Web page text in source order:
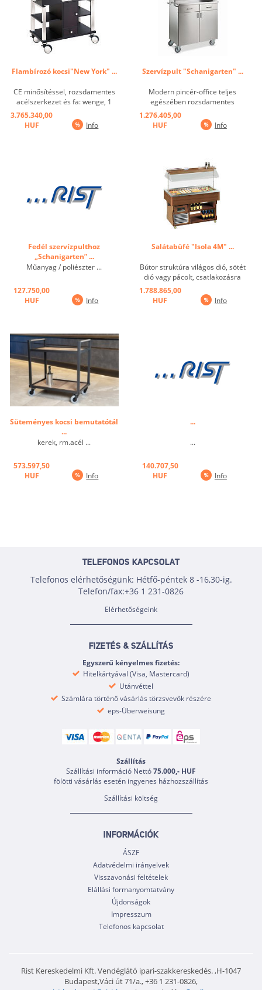
Flambírozó kocsi"New York" ...
CE minősítéssel, rozsdamentes
acélszerkezet és fa: wenge, 1
főzőlap butángáz ...
3.765.340,00
HUF
Info
Szervízpult "Schanigarten" ...
Modern pincér-office teljes
egészében rozsdamentes
acélból. Pult, két fiók, két ajtó és
praktikus tolókar. 4 db 125 mm-
es kerék, ebből 2 fékkel. ...
1.276.405,00
HUF
Info
Fedél szervízpulthoz
„Schanigarten” ...
Műanyag / poliészter ...
127.750,00
HUF
Info
Salátabüfé "Isola 4M" ...
Bútor struktúra világos dió, sötét
dió vagy pácolt, csatlakozásra
készen, statikus, hőmérséklet-
tartomány: + 4 ° / + 10 ° C,
elektronikus vezérlés, digitális
1.788.865,00
HUF
Info
Süteményes kocsi bemutatótál
...
kerek, rm.acél ...
573.597,50
HUF
Info
...
...
140.707,50
HUF
Info
TELEFONOS KAPCSOLAT
Telefonos elérhetőségünk: Hétfő-péntek 8 -16,30-ig.
Telefon/fax:+36 1 231-0826
Elérhetőségeink
FIZETÉS & SZÁLLÍTÁS
Egyszerű kényelmes fizetés:
Hitelkártyával (Visa, Mastercard)
Utánvéttel
Számlára történő vásárlás törzsvevők részére
eps-Überweisung
Szállítás
Szállítási információ Nettó75.000,- HUF
fölötti vásárlás esetén ingyenes házhozszállítás
Szállítási költség
INFORMÁCIÓK
ÁSZF
Adatvédelmi irányelvek
Visszavonási feltételek
Elállási formanyomtatvány
Újdonságok
Impresszum
Telefonos kapcsolat
Rist Kereskedelmi Kft. Vendéglátó ipari-szakkereskedés. ,H-1047
Budapest,Váci út 71/a., +36 1 231-0826,